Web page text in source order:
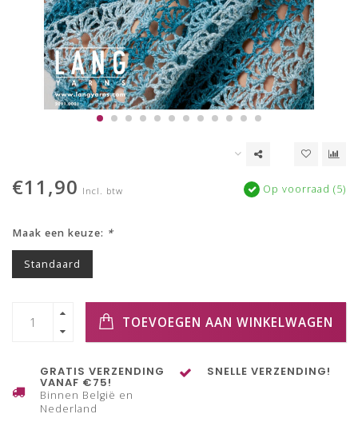
€11,90 Incl. btw Op voorraad (5)
Maak een keuze: *
Standaard
TOEVOEGEN AAN WINKELWAGEN
GRATIS VERZENDING
VANAF €75!
Binnen België en
Nederland
SNELLE VERZENDING!